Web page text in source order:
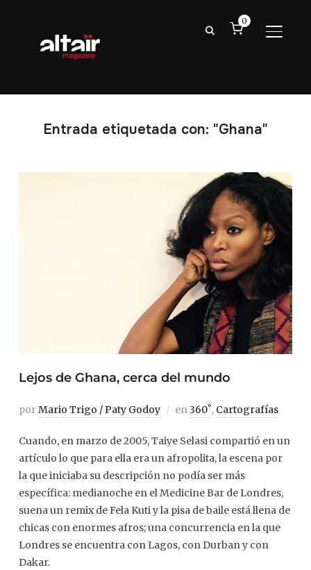
0
Entrada etiquetada con: "Ghana"
Lejos de Ghana, cerca del mundo
porMario Trigo / Paty Godoy en360˚, Cartografías
Cuando, en marzo de 2005, Taiye Selasi compartió en un
artículo lo que para ella era un afropolita, la escena por
la que iniciaba su descripción no podía ser más
específica: medianoche en el Medicine Bar de Londres,
suena un remix de Fela Kuti y la pisa de baile está llena de
chicas con enormes afros; una concurrencia en la que
Londres se encuentra con Lagos, con Durban y con
Dakar.